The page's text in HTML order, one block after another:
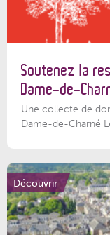
Soutenez la
Dame-de-
Une collecte de
Dame-de-Charné
Découvrir